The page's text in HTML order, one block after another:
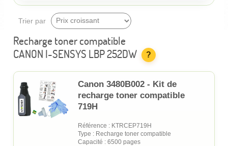
Trier par
Recharge toner compatible
CANON I-SENSYS LBP 252DW
?
Canon 3480B002 - Kit de
recharge toner compatible
719H
Référence : KTRCEP719H
Type : Recharge toner compatible
Capacité : 6500 pages